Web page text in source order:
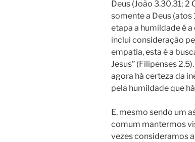
Deus (João 3.30,31; 2
somente a Deus
etapa a humildade é
inclui consideração
empatia, esta é a
Jesus” (Filipenses
agora há certeza da
pela humildade que
E, mesmo sendo um
comum mantermos
vezes consideramos